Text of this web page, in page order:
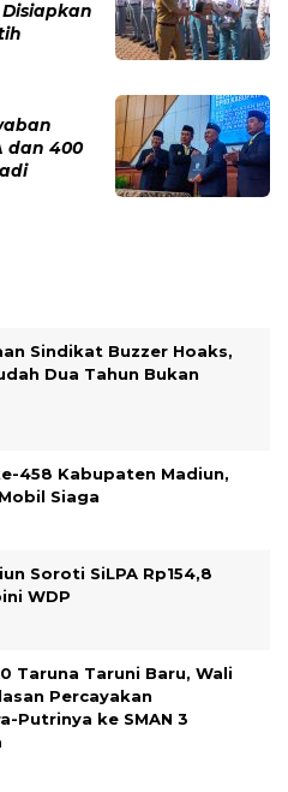
Disiapkan
dan 400
Sindikat Buzzer Hoaks,
Dua Tahun Bukan
458 Kabupaten Madiun,
Siaga
Soroti SiLPA Rp154,8
WDP
Taruna Taruni Baru, Wali
Percayakan
Putrinya ke SMAN 3